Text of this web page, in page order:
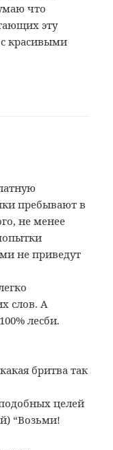
что
эту
с красивыми
пребывают в
не менее
не приведут
слов. А
лесби.
бритва так
целей
“Возьми!